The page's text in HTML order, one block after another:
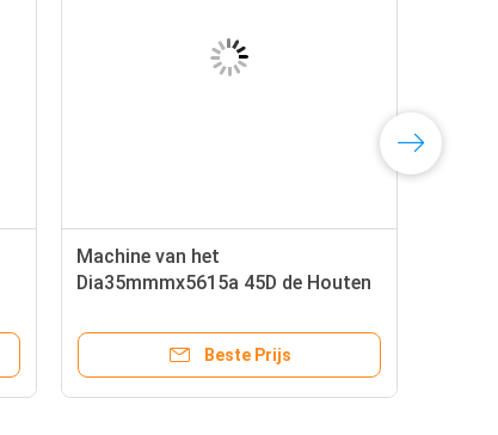
Machine van het
Dia35mmmx5615a 45D de Houten
Beste Prijs